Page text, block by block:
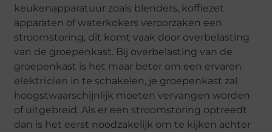
keukenapparatuur zoals blenders, koffiezet
apparaten of waterkokers veroorzaken een
stroomstoring, dit komt vaak door overbelasting
van de groepenkast. Bij overbelasting van de
groepenkast is het maar beter om een ervaren
elektricien in te schakelen, je groepenkast zal
hoogstwaarschijnlijk moeten vervangen worden
of uitgebreid. Als er een stroomstoring optreedt
dan is het eerst noodzakelijk om te kijken achter